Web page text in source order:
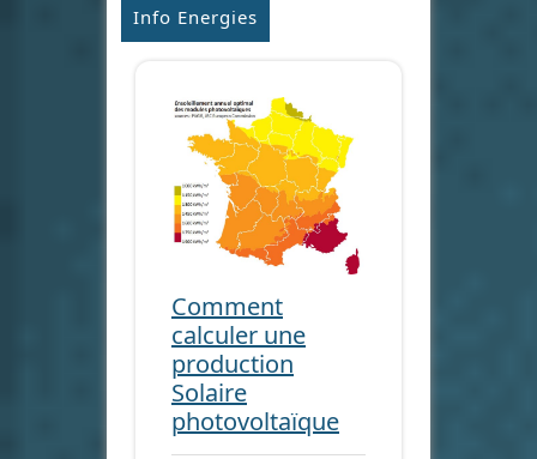
Info Energies
Comment
calculer une
production
Solaire
photovoltaïque